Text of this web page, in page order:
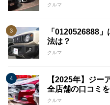
クルマ
「0120526888
法は？
クルマ
【2025年】ジー
全店舗の口コミ
クルマ